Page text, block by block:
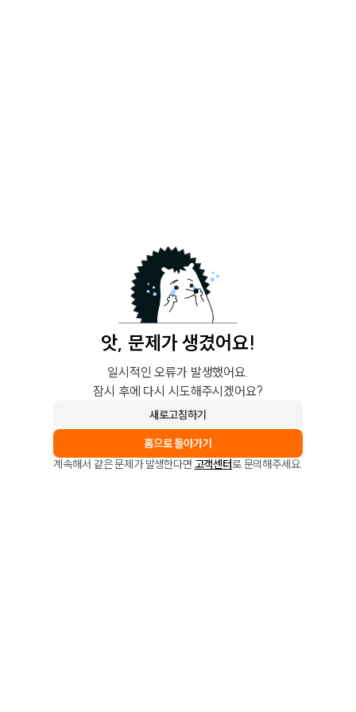
앗, 문제가 생겼어요!
일시적인 오류가 발생했어요.
잠시 후에 다시 시도해주시겠어요?
새로고침하기
홈으로 돌아가기
계속해서 같은 문제가 발생한다면 고객센터로 문의해주세요.